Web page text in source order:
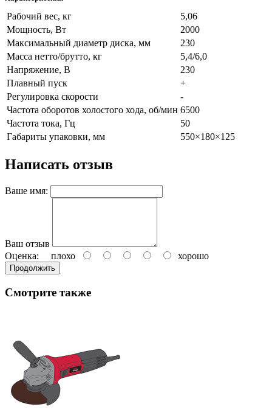
Рабочий вес, кг
5,06
Мощность, Вт
2000
Максимальный диаметр диска, мм
230
Масса нетто/брутто, кг
5,4/6,0
Напряжение, В
230
Плавный пуск
+
Регулировка скорости
-
Частота оборотов холостого хода, об/мин 6500
Частота тока, Гц
50
Габариты упаковки, мм
550×180×125
Написать отзыв
Ваше имя:
Ваш отзыв
Оценка: плохо хорошо
Продолжить
Смотрите также